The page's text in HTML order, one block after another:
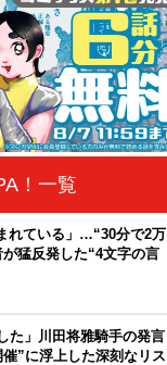
！一覧
れている」…“30分で2万
猛反発した“4文字の言
た」川田将雅騎手の発言
”に浮上した深刻なリス